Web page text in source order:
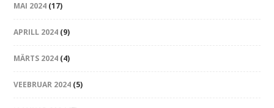
MAI 2024 (17)
APRILL 2024 (9)
MÄRTS 2024 (4)
VEEBRUAR 2024 (5)